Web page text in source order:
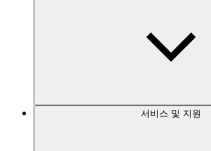
서비스 및 지원